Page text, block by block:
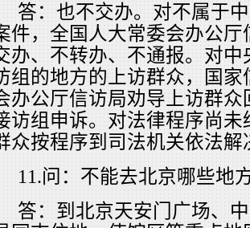
答：也不交办。对不属于
件，全国人大常委会办公
办、不转办、不通报。对
组的地方的上访群众，国
办公厅信访局劝导上访群
访组申诉。对法律程序尚
众按程序到司法机关依法解
11.问：不能去北京哪些地
答：到北京天安门广场、